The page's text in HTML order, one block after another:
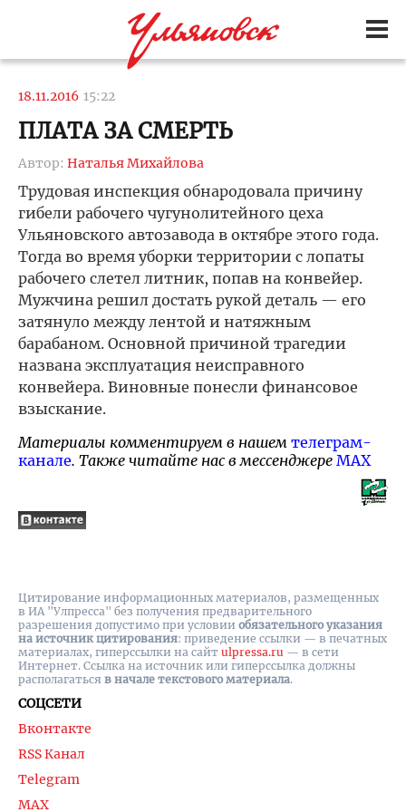
18.11.2016 15:22
ПЛАТА ЗА СМЕРТЬ
Автор: Наталья Михайлова
Трудовая инспекция обнародовала причину
гибели рабочего чугунолитейного цеха
Ульяновского автозавода в октябре этого года.
Тогда во время уборки территории с лопаты
рабочего слетел литник, попав на конвейер.
Мужчина решил достать рукой деталь — его
затянуло между лентой и натяжным
барабаном. Основной причиной трагедии
названа эксплуатация неисправного
конвейера. Виновные понесли финансовое
взыскание.
Материалы комментируем в нашем телеграм-
канале. Также читайте нас в мессенджере MAX
СОЦСЕТИ
Вконтакте
RSS Канал
Telegram
MAX
Цитирование информационных материалов, размещенных
в ИА "Улпресса" без получения предварительного
разрешения допустимо при условии обязательного указания
на источник цитирования: приведение ссылки — в печатных
материалах, гиперссылки на cайт ulpressa.ru — в сети
Интернет. Ссылка на источник или гиперссылка должны
располагаться в начале текстового материала.